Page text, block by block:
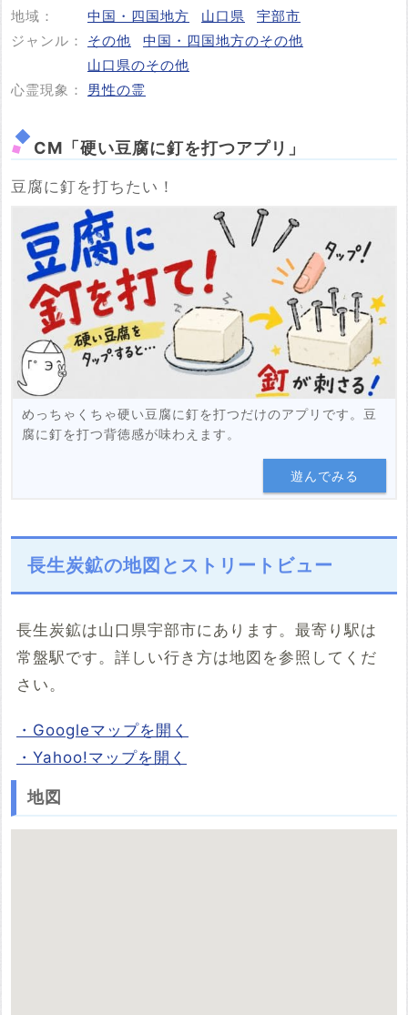
です。
見つかった骨は事故の犠牲者の遺骨の可能性があります
が、DNA鑑定など身元を確認する手続きをどの機関がどの
ように進めていくのかは明確に決まっておらず、課題とな
(NHK NEWS 2025年8月27日 16時53分)
投稿する
地域： 中国・四国地方 山口県
宇部市
ジャンル：
その他
中国・四国地方のその他
山口県のその他
心霊現象：
男性の霊
CM「硬い豆腐に釘を打つアプリ」
豆腐に釘を打ちたい！
めっちゃくちゃ硬い豆腐に釘を打つだけのアプリです。豆
腐に釘を打つ背徳感が味わえます。
遊んでみる
長生炭鉱の地図とストリートビュー
長生炭鉱は山口県宇部市にあります。最寄り駅は
常盤駅です。詳しい行き方は地図を参照してくだ
さい。
・Googleマップを開く
・Yahoo!マップを開く
地図